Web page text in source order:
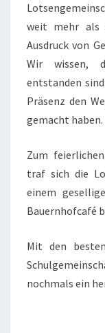
weit mehr als
Ausdruck von
Wir wissen,
entstanden
Präsenz den
gemacht haben.
Zum
traf sich die
einem
Bauernhofcafé
Mit den
nochmals ein